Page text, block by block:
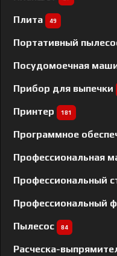
Плита 49
Портативный
Посудомоечная
Прибор для выпечки
Принтер 181
Программное
Профессиональная
Профессиональный
Профессиональный
Пылесос 84
Расческа-